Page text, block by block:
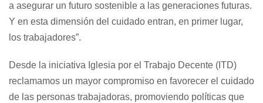
a asegurar un futuro sostenible a las generaciones futuras.
Y en esta dimensión del cuidado entran, en primer lugar,
los trabajadores”.
Desde la iniciativa Iglesia por el Trabajo Decente (ITD)
reclamamos un mayor compromiso en favorecer el cuidado
de las personas trabajadoras, promoviendo políticas que